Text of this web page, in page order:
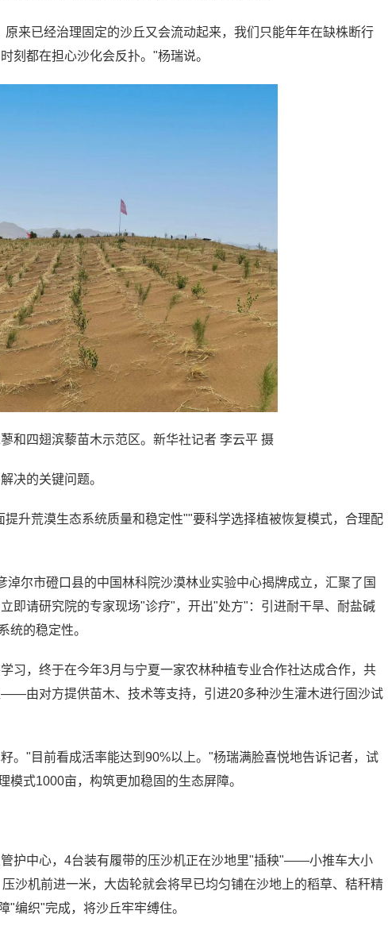
来已经治理固定的沙丘又会流动起来，我们只能年年在缺株断行
刻都在担心沙化会反扑。"杨瑞说。
和四翅滨藜苗木示范区。新华社记者 李云平 摄
决的关键问题。
升荒漠生态系统质量和稳定性""要科学选择植被恢复模式，合理配
尔市磴口县的中国林科院沙漠林业实验中心揭牌成立，汇聚了国
即请研究院的专家现场"诊疗"，开出"处方"：引进耐干旱、耐盐碱
统的稳定性。
习，终于在今年3月与宁夏一家农林种植专业合作社达成合作，共
由对方提供苗木、技术等支持，引进20多种沙生灌木进行固沙试
。"目前看成活率能达到90%以上。"杨瑞满脸喜悦地告诉记者，试
式1000亩，构筑更加稳固的生态屏障。
护中心，4台装有履带的压沙机正在沙地里"插秧"——小推车大小
沙机前进一米，大齿轮就会将早已均匀铺在沙地上的稻草、秸秆精
"编织"完成，将沙丘牢牢缚住。